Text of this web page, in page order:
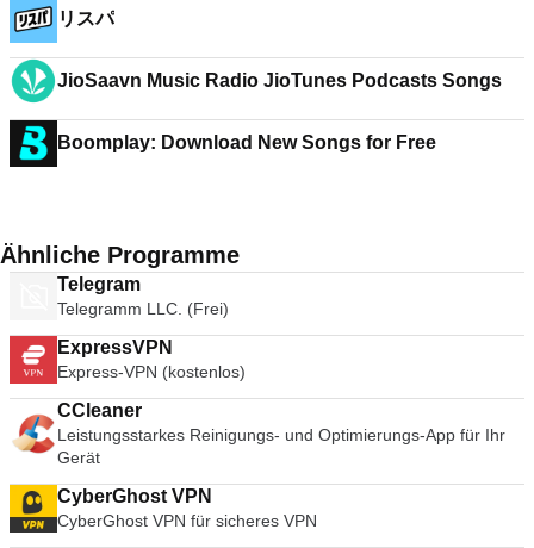
リスパ
JioSaavn Music Radio JioTunes Podcasts Songs
Boomplay: Download New Songs for Free
Ähnliche Programme
Telegram
Telegramm LLC. (Frei)
ExpressVPN
Express-VPN (kostenlos)
CCleaner
Leistungsstarkes Reinigungs- und Optimierungs-App für Ihr
Gerät
CyberGhost VPN
CyberGhost VPN für sicheres VPN